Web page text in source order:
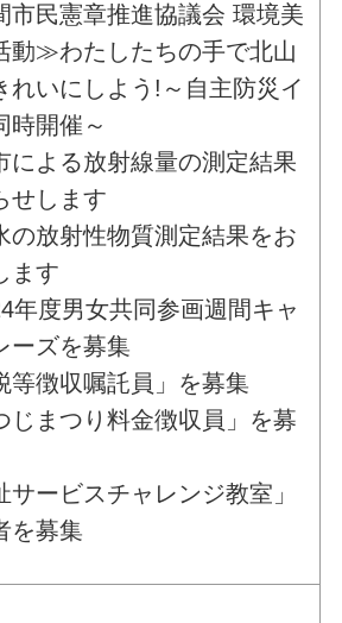
市民憲章推進協議会 環境美
動≫わたしたちの手で北山
れいにしよう!～自主防災イ
時開催～
による放射線量の測定結果
せします
の放射性物質測定結果をお
ます
年度男女共同参画週間キャ
ーズを募集
等徴収嘱託員」を募集
じまつり料金徴収員」を募
サービスチャレンジ教室」
を募集